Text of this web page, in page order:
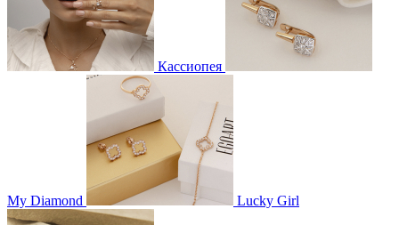
Кассиопея
My Diamond Lucky Girl